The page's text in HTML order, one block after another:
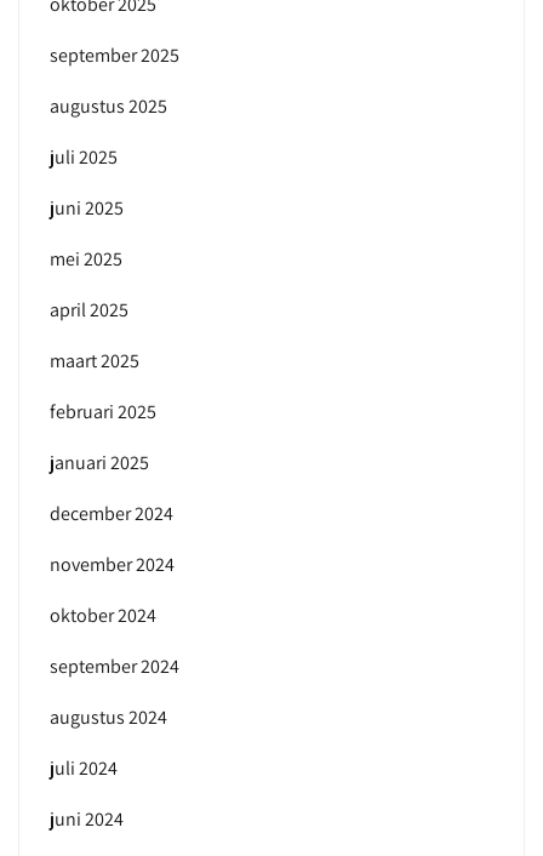
september 2025
augustus 2025
juli 2025
juni 2025
mei 2025
april 2025
maart 2025
februari 2025
januari 2025
december 2024
november 2024
oktober 2024
september 2024
augustus 2024
juli 2024
juni 2024